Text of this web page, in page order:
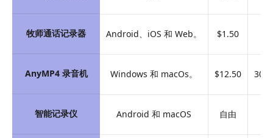
牧师通话记录器
AnyMP4 录音机
智能记录仪
Android、iOS 和 Web。 $1.50
Windows 和 macOs。 $12.50 30
Android 和 macOS 自由